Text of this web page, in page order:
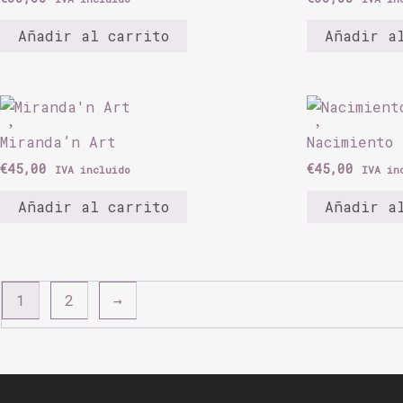
Añadir al carrito Añadir
Miranda’n Art
€45,00 IVA incluido
Añadir al carrito
Nacimiento
€45,00 IVA
Añadir
1 2 →